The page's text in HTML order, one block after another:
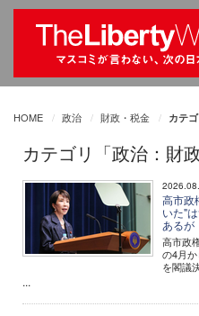
HOME 政治 財政・税金 カテ
カテゴリ「政治：財
高市政
いた"
あるが
高市政
の4月
を閣議
...